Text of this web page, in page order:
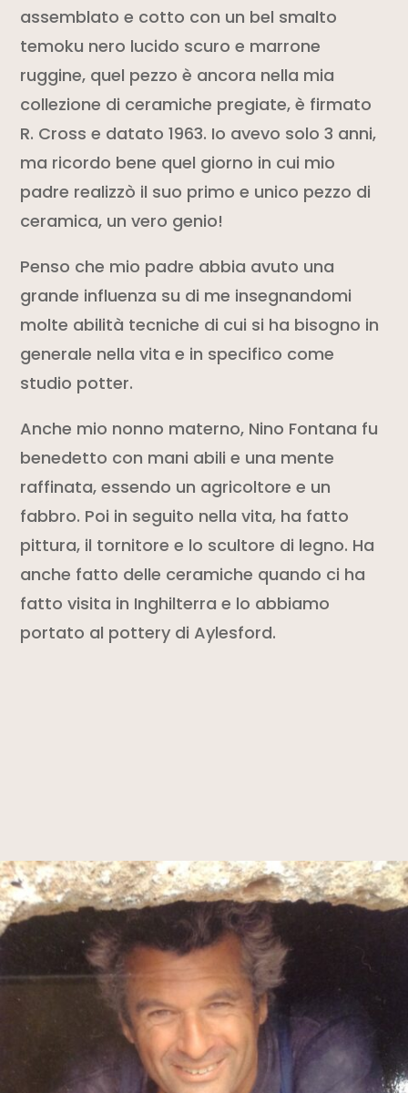
assemblato e cotto con un bel smalto
temoku nero lucido scuro e marrone
ruggine, quel pezzo è ancora nella mia
collezione di ceramiche pregiate, è firmato
R. Cross e datato 1963. Io avevo solo 3 anni,
ma ricordo bene quel giorno in cui mio
padre realizzò il suo primo e unico pezzo di
ceramica, un vero genio!
Penso che mio padre abbia avuto una
grande influenza su di me insegnandomi
molte abilità tecniche di cui si ha bisogno in
generale nella vita e in specifico come
studio potter.
Anche mio nonno materno, Nino Fontana fu
benedetto con mani abili e una mente
raffinata, essendo un agricoltore e un
fabbro. Poi in seguito nella vita, ha fatto
pittura, il tornitore e lo scultore di legno. Ha
anche fatto delle ceramiche quando ci ha
fatto visita in Inghilterra e lo abbiamo
portato al pottery di Aylesford.